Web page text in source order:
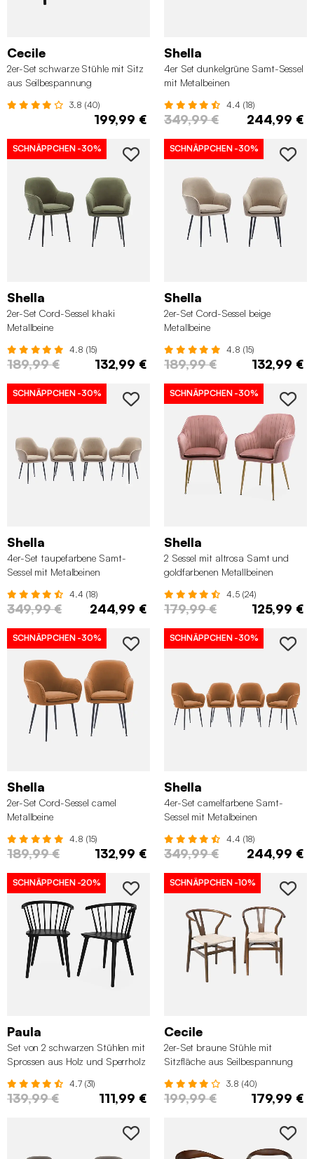
Cecile
2er-Set schwarze Stühle mit Sitz
aus Seilbespannung
3.8 (40)
199,99 €
Shella
4er Set dunkelgrüne Samt-Sessel
mit Metalbeinen
4.4 (18)
349,99 € 244,99 €
SCHNÄPPCHEN -30%
Shella
2er-Set Cord-Sessel khaki
Metallbeine
4.8 (15)
189,99 € 132,99 €
SCHNÄPPCHEN -30%
Shella
2er-Set Cord-Sessel beige
Metallbeine
4.8 (15)
189,99 € 132,99 €
SCHNÄPPCHEN -30%
Shella
4er-Set taupefarbene Samt-
Sessel mit Metalbeinen
4.4 (18)
349,99 € 244,99 €
SCHNÄPPCHEN -30%
Shella
2 Sessel mit altrosa Samt und
goldfarbenen Metallbeinen
4.5 (24)
179,99 € 125,99 €
SCHNÄPPCHEN -30%
Shella
2er-Set Cord-Sessel camel
Metallbeine
4.8 (15)
189,99 € 132,99 €
SCHNÄPPCHEN -30%
Shella
4er-Set camelfarbene Samt-
Sessel mit Metalbeinen
4.4 (18)
349,99 € 244,99 €
SCHNÄPPCHEN -20%
Paula
Set von 2 schwarzen Stühlen mit
Sprossen aus Holz und Sperrholz
4.7 (31)
139,99 € 111,99 €
SCHNÄPPCHEN -10%
Cecile
2er-Set braune Stühle mit
Sitzfläche aus Seilbespannung
3.8 (40)
199,99 € 179,99 €